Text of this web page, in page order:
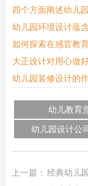
四个方面阐述幼儿
幼儿园环境设计蕴
如何探索在感官教
大正设计对用心做
幼儿园装修设计的
幼儿教育
幼儿园设计公
上一篇： 经典幼儿